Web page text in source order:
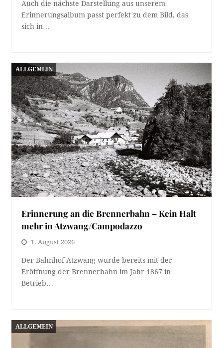
Auch die nächste Darstellung aus unserem
Erinnerungsalbum passt perfekt zu dem Bild, das
sich in…
ALLGEMEIN
Erinnerung an die Brennerbahn – Kein Halt
mehr in Atzwang/Campodazzo
1. August 2026
Der Bahnhof Atzwang wurde bereits mit der
Eröffnung der Brennerbahn im Jahr 1867 in
Betrieb…
ALLGEMEIN